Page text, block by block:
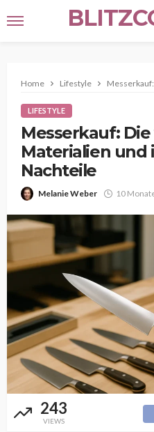
Home Lifestyle
LIFESTYLE
Messerkauf:
Materialien und
Nachteile
Melanie Weber 10
243
VIEWS